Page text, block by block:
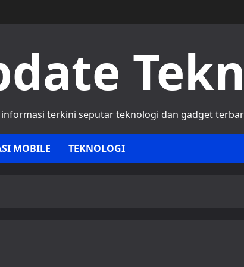
terkini seputar teknologi dan gadget
MOBILE TEKNOLOGI